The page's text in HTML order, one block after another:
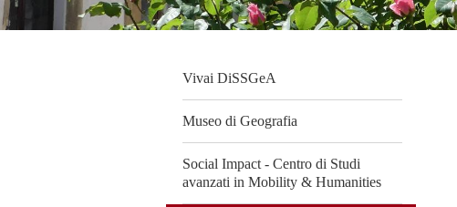
Vivai DiSSGeA
Museo di Geografia
Social Impact - Centro di Studi
avanzati in Mobility & Humanities